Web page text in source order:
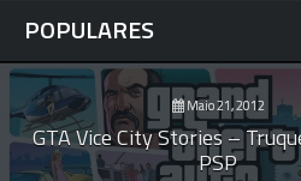
POPULARES
Maio 21, 2012
GTA Vice City Stories –
PSP